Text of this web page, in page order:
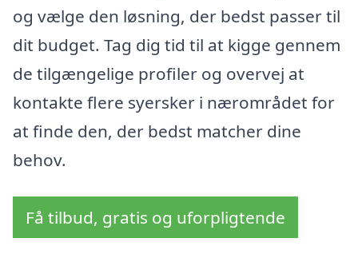
og vælge den løsning, der bedst passer til
dit budget. Tag dig tid til at kigge gennem
de tilgængelige profiler og overvej at
kontakte flere syersker i nærområdet for
at finde den, der bedst matcher dine
behov.
Få tilbud, gratis og uforpligtende